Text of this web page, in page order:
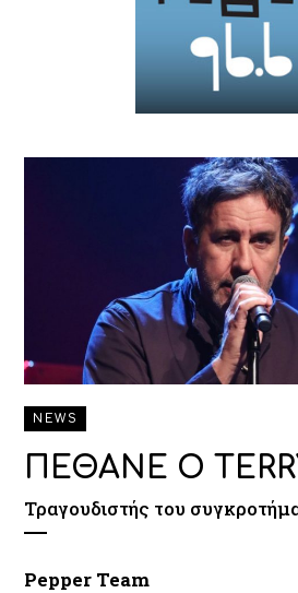
NEWS
ΠΕΘΑΝΕ Ο
Τραγουδιστής του
Pepper Team